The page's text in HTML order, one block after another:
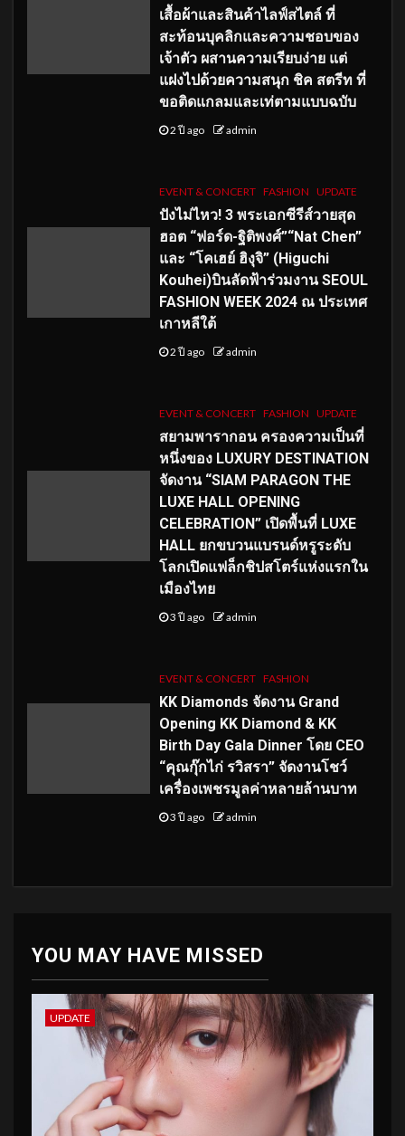
เสื้อผ้าและสินค้าไลฟ์สไตล์ ที่
สะท้อนบุคลิกและความชอบของ
เจ้าตัว ผสานความเรียบง่าย แต่
แฝงไปด้วยความสนุก ชิค สตรีท ที่
ขอติดแกลมและเท่ตามแบบฉบับ
2 ปี ago admin
EVENT & CONCERT FASHION UPDATE
ปังไม่ไหว! 3 พระเอกซีรีส์วายสุด
ฮอต “ฟอร์ด-ฐิติพงศ์”“Nat Chen”
และ “โคเฮย์ ฮิงุจิ” (Higuchi
Kouhei)บินลัดฟ้าร่วมงาน SEOUL
FASHION WEEK 2024 ณ ประเทศ
เกาหลีใต้
2 ปี ago admin
EVENT & CONCERT FASHION UPDATE
สยามพารากอน ครองความเป็นที่
หนึ่งของ LUXURY DESTINATION
จัดงาน “SIAM PARAGON THE
LUXE HALL OPENING
CELEBRATION” เปิดพื้นที่ LUXE
HALL ยกขบวนแบรนด์หรูระดับ
โลกเปิดแฟล็กชิปสโตร์แห่งแรกใน
เมืองไทย
3 ปี ago admin
EVENT & CONCERT FASHION
KK Diamonds จัดงาน Grand
Opening KK Diamond & KK
Birth Day Gala Dinner โดย CEO
“คุณกุ๊กไก่ รวิสรา” จัดงานโชว์
เครื่องเพชรมูลค่าหลายล้านบาท
3 ปี ago admin
YOU MAY HAVE MISSED
UPDATE